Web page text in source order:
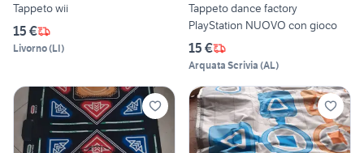
Tappeto wii
15 €
Livorno(LI)
Tappeto dance factory
PlayStation NUOVO con gioco
15 €
Arquata Scrivia (AL)